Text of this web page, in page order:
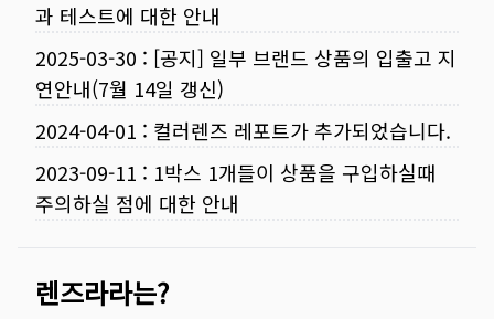
과 테스트에 대한 안내
2025-03-30 : [공지] 일부 브랜드 상품의 입출고 지
연안내(7월 14일 갱신)
2024-04-01 : 컬러렌즈 레포트가 추가되었습니다.
2023-09-11 : 1박스 1개들이 상품을 구입하실때
주의하실 점에 대한 안내
렌즈라라는?